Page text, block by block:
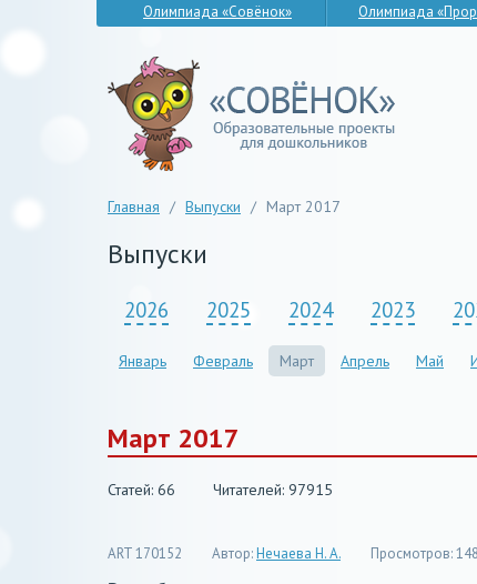
Олимпиада «Совёнок» Олимпиада
Главная / Выпуски / Март 2017
Выпуски
2026 2025 2024 2023
Январь Февраль Март Апрель Май
Март 2017
Статей: 66 Читателей: 97915
ART 170152 Автор:Нечаева Н. А. Просмотров: